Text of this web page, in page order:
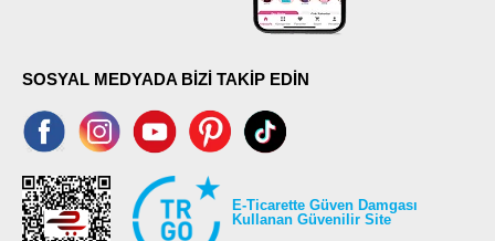
SOSYAL MEDYADA BİZİ TAKİP EDİN
E-Ticarette Güven Damgası
Kullanan Güvenilir Site